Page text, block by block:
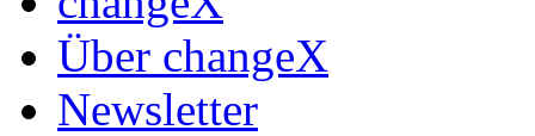
Über changeX
Newsletter